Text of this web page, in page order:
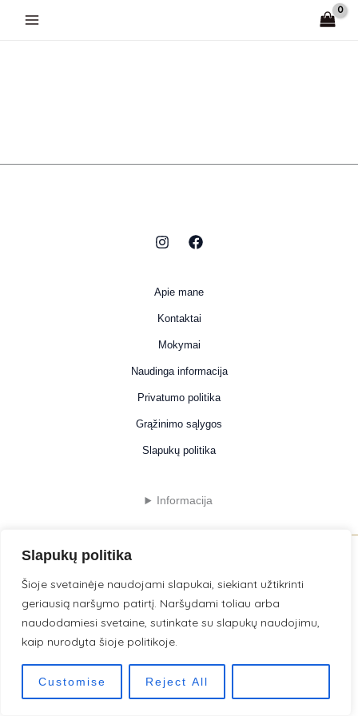
Slapukų politika
Šioje svetainėje naudojami slapukai, siekiant užtikrinti
geriausią naršymo patirtį. Naršydami toliau arba
naudodamiesi svetaine, sutinkate su slapukų naudojimu,
kaip nurodyta šioje politikoje.
Customise Reject All
Apie mane
Kontaktai
Mokymai
Naudinga informacija
Privatumo politika
Grąžinimo sąlygos
Slapukų politika
Informacija
© 2026 . Powered by LilijaDigital .